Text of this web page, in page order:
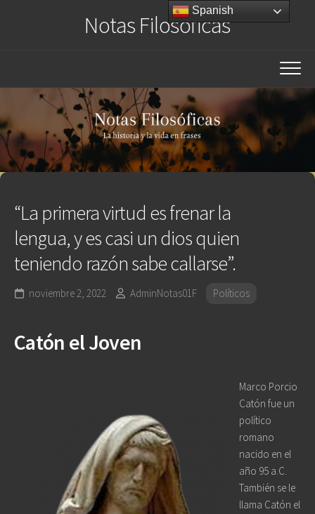
Notas Filosóficas
“La primera virtud es frenar la
lengua, y es casi un dios quien
teniendo razón sabe callarse”.
noviembre 2, 2022 AdminNotas01F Políticos
Catón el Joven
Marco Porcio
Catón fue un
político
romano
nacido en el
año 95 a.C.
También se le
llama Catón el
Spanish